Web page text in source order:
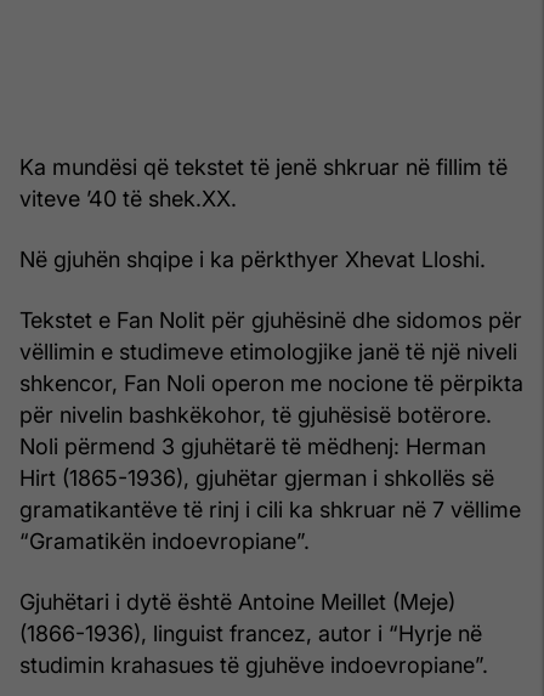
Ka mundësi që tekstet të jenë shkruar në fillim të
viteve ’40 të shek.XX.
Në gjuhën shqipe i ka përkthyer Xhevat Lloshi.
Tekstet e Fan Nolit për gjuhësinë dhe sidomos për
vëllimin e studimeve etimologjike janë të një niveli
shkencor, Fan Noli operon me nocione të përpikta
për nivelin bashkëkohor, të gjuhësisë botërore.
Noli përmend 3 gjuhëtarë të mëdhenj: Herman
Hirt (1865-1936), gjuhëtar gjerman i shkollës së
gramatikantëve të rinj i cili ka shkruar në 7 vëllime
“Gramatikën indoevropiane”.
Gjuhëtari i dytë është Antoine Meillet (Meje)
(1866-1936), linguist francez, autor i “Hyrje në
studimin krahasues të gjuhëve indoevropiane”.